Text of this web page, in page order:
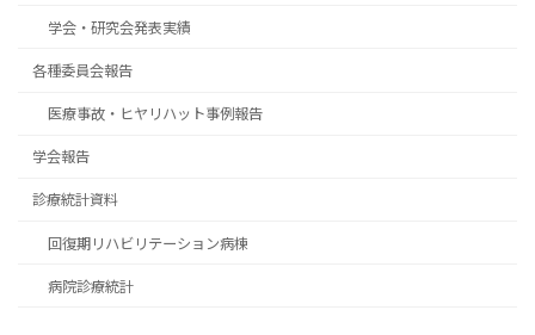
学会・研究会発表実績
各種委員会報告
医療事故・ヒヤリハット事例報告
学会報告
診療統計資料
回復期リハビリテーション病棟
病院診療統計